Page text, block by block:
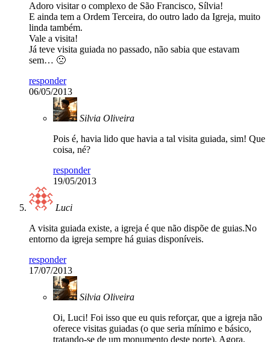
Adoro visitar o complexo de São Francisco, Sílvia!
E ainda tem a Ordem Terceira, do outro lado da Igreja, muito
linda também.
Vale a visita!
Já teve visita guiada no passado, não sabia que estavam
sem… 🙁
responder
06/05/2013
Silvia Oliveira
Pois é, havia lido que havia a tal visita guiada, sim! Que
coisa, né?
responder
19/05/2013
Luci
A visita guiada existe, a igreja é que não dispõe de guias.No
entorno da igreja sempre há guias disponíveis.
responder
17/07/2013
Silvia Oliveira
Oi, Luci! Foi isso que eu quis reforçar, que a igreja não
oferece visitas guiadas (o que seria mínimo e básico,
tratando-se de um monumento deste porte). Agora,